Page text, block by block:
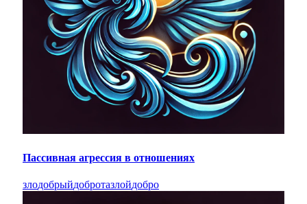
Пассивная агрессия в отношениях
злодобрыйдобротазлойдобро